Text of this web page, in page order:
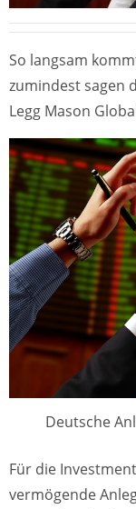
So langsam
zumindest sagen
Legg Mason
Deutsche
Für die
vermögende